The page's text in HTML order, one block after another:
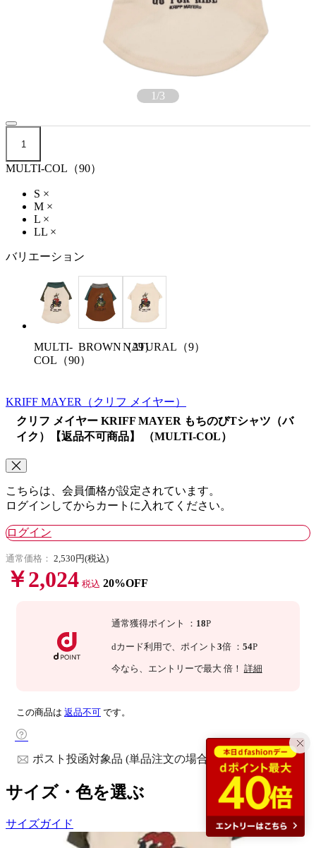
1/3
1
MULTI-COL（90）
S ×
M ×
L ×
LL ×
バリエーション
MULTI-
COL（90）
BROWN（29）NATURAL（9）
KRIFF MAYER
（クリフ メイヤー）
クリフ メイヤー KRIFF MAYER もちのびTシャツ（バ
イク）【返品不可商品】 （MULTI-COL）
こちらは、会員価格が設定されています。
ログインしてからカートに入れてください。
ログイン
通常価格： 2,530円(税込)
￥2,024 税込 20%OFF
通常獲得ポイント ： 18P
dカード利用で、 ポイント 3倍 ： 54P
今なら 、エントリーで最大 倍！ 詳細
この商品は 返品不可 です。
ポスト投函対象品 (単品注文の場合)
サイズ・色を選ぶ
サイズガイド